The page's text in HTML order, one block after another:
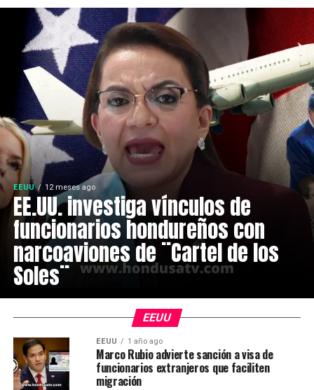
EEUU 12 meses ago
EE.UU. investiga vínculos de
funcionarios hondureños con
narcoaviones de ¨Cartel de los
Soles¨
EEUU
EEUU 1 año ago
Marco Rubio advierte sanción a visa de
funcionarios extranjeros que faciliten
migración